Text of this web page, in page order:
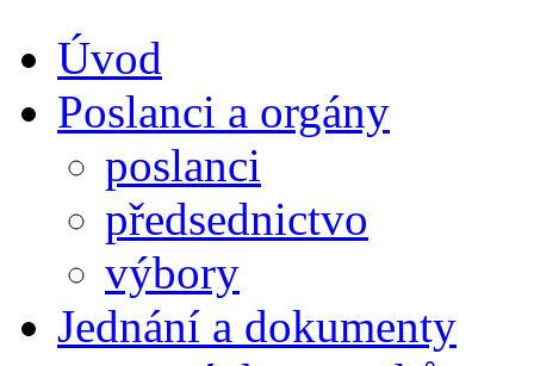
Úvod
Poslanci a orgány
poslanci
předsednictvo
výbory
Jednání a dokumenty